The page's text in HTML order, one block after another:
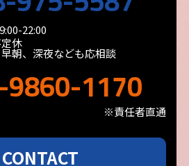
9:00-22:00
休
朝、深夜なども応相談
1170
※責任者直通
CONTACT